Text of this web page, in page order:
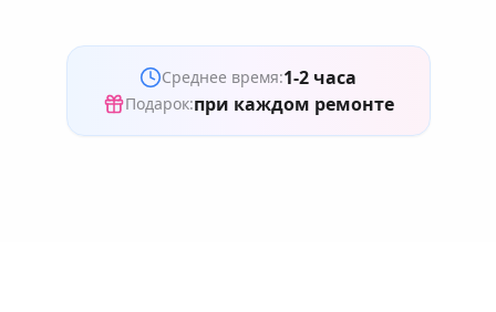
Среднее время:1-2 часа
Подарок:при каждом ремонте